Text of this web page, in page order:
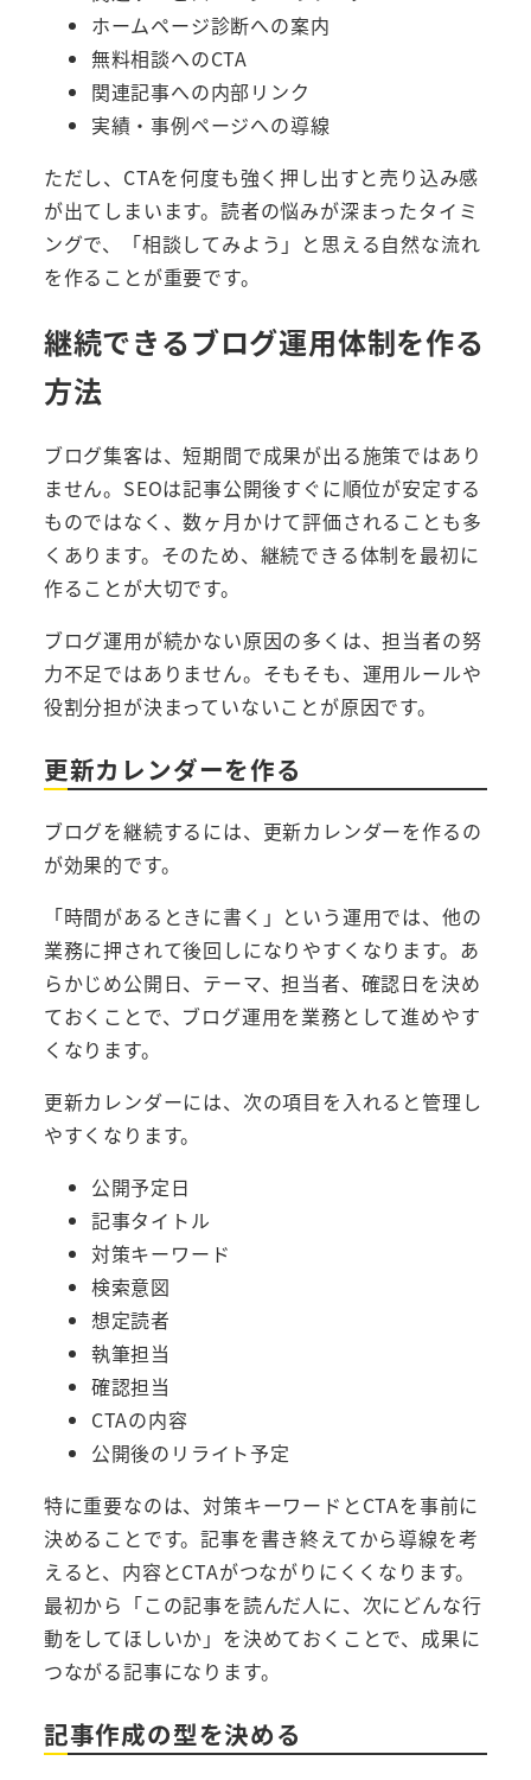
ホームページ診断への案内
無料相談へのCTA
関連記事への内部リンク
実績・事例ページへの導線
ただし、CTAを何度も強く押し出すと売り込み感
が出てしまいます。読者の悩みが深まったタイミ
ングで、「相談してみよう」と思える自然な流れ
を作ることが重要です。
継続できるブログ運用体制を作る
方法
ブログ集客は、短期間で成果が出る施策ではあり
ません。SEOは記事公開後すぐに順位が安定する
ものではなく、数ヶ月かけて評価されることも多
くあります。そのため、継続できる体制を最初に
作ることが大切です。
ブログ運用が続かない原因の多くは、担当者の努
力不足ではありません。そもそも、運用ルールや
役割分担が決まっていないことが原因です。
更新カレンダーを作る
ブログを継続するには、更新カレンダーを作るの
が効果的です。
「時間があるときに書く」という運用では、他の
業務に押されて後回しになりやすくなります。あ
らかじめ公開日、テーマ、担当者、確認日を決め
ておくことで、ブログ運用を業務として進めやす
くなります。
更新カレンダーには、次の項目を入れると管理し
やすくなります。
公開予定日
記事タイトル
対策キーワード
検索意図
想定読者
執筆担当
確認担当
CTAの内容
公開後のリライト予定
特に重要なのは、対策キーワードとCTAを事前に
決めることです。記事を書き終えてから導線を考
えると、内容とCTAがつながりにくくなります。
最初から「この記事を読んだ人に、次にどんな行
動をしてほしいか」を決めておくことで、成果に
つながる記事になります。
記事作成の型を決める